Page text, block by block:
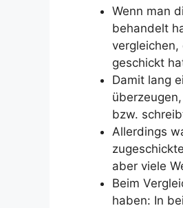
Wenn man
behandelt
vergleichen,
geschickt
Damit lang
bzw.
Allerdings
aber viele
Beim
haben: In